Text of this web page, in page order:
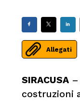
Allegati
SIRACUSA–
costruzioni